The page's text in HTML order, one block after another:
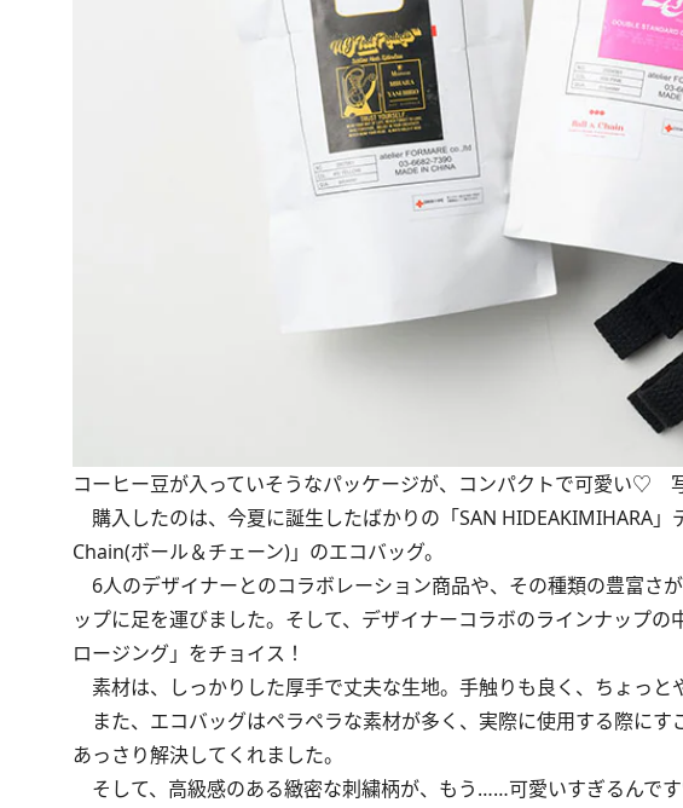
コーヒー豆が入っていそうなパッケージが、コンパクトで可愛い♡
購入したのは、今夏に誕生したばかりの「SAN HIDEAKIMIHARA
Chain(ボール＆チェーン)」のエコバッグ。
6人のデザイナーとのコラボレーション商品や、その種類の豊富さ
ップに足を運びました。そして、デザイナーコラボのラインナップ
ロージング」をチョイス！
素材は、しっかりした厚手で丈夫な生地。手触りも良く、ちょっと
また、エコバッグはペラペラな素材が多く、実際に使用する際に
あっさり解決してくれました。
そして、高級感のある緻密な刺繍柄が、もう……可愛いすぎるん